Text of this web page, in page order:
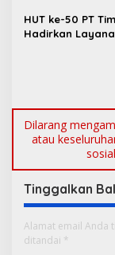
s
DPRD Bangka
HUT ke-50 PT
Hadirkan
Dilarang
atau
Tinggalkan
Alamat email Anda
ditandai *